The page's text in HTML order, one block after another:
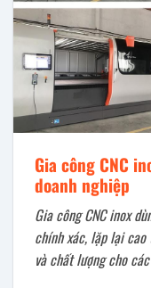
Gia công CNC
doanh nghiệp
Gia công CNC inox
chính xác, lặp lại
và chất lượng cho